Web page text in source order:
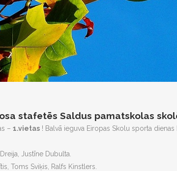
stafetēs Saldus pamatskolas
– 1.vietas ! Balvā ieguva Eiropas Skolu sporta dienas
Justīne Dubulta.
Toms Sviķis, Ralfs Kinstlers.